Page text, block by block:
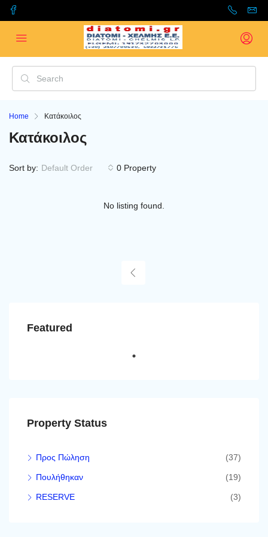
Home Κατάκοιλος
Κατάκοιλος
0 Property
Sort by: Default Order
No listing found.
Featured
Property Status
Προς Πώληση (37)
Πουλήθηκαν (19)
RESERVE (3)